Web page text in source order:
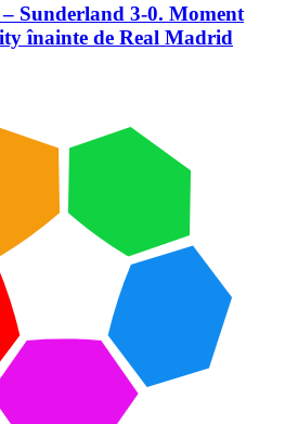
Sunderland 3-0. Moment
înainte de Real Madrid